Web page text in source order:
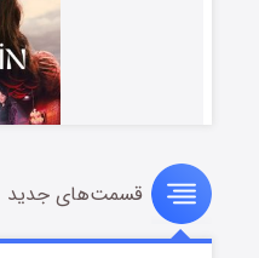
قسمت۲ (زیرنویس)
قسمت‌های جدید